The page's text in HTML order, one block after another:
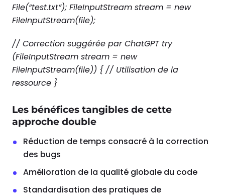
File(“test.txt”); FileInputStream stream = new
FileInputStream(file);
// Correction suggérée par ChatGPT try
(FileInputStream stream = new
FileInputStream(file)) { // Utilisation de la
ressource }
Les bénéfices tangibles de cette
approche double
Réduction de temps consacré à la correction
des bugs
Amélioration de la qualité globale du code
Standardisation des pratiques de